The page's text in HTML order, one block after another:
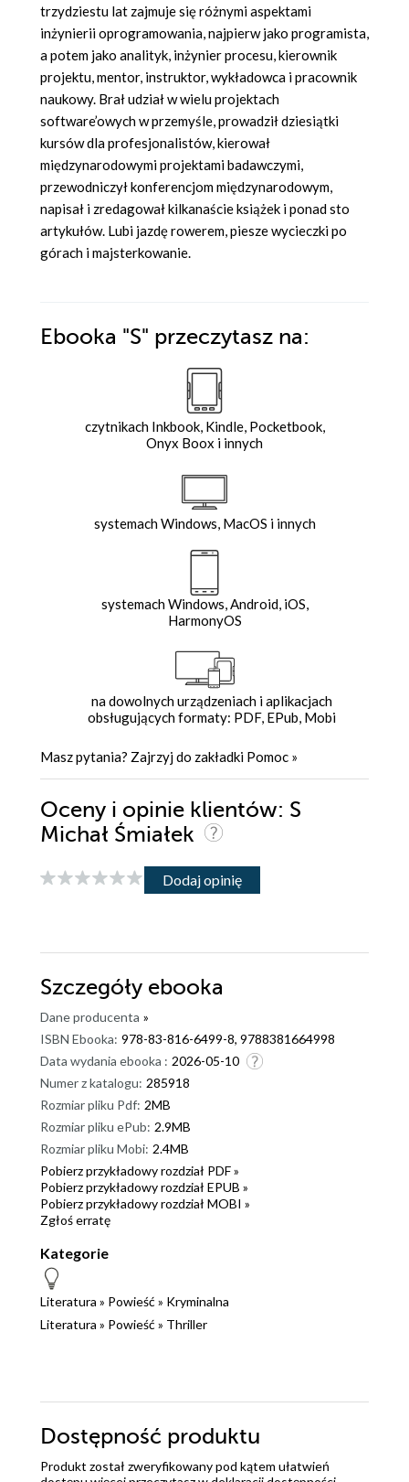
trzydziestu lat zajmuje się różnymi aspektami
inżynierii oprogramowania, najpierw jako programista,
a potem jako analityk, inżynier procesu, kierownik
projektu, mentor, instruktor, wykładowca i pracownik
naukowy. Brał udział w wielu projektach
software’owych w przemyśle, prowadził dziesiątki
kursów dla profesjonalistów, kierował
międzynarodowymi projektami badawczymi,
przewodniczył konferencjom międzynarodowym,
napisał i zredagował kilkanaście książek i ponad sto
artykułów. Lubi jazdę rowerem, piesze wycieczki po
górach i majsterkowanie.
Ebooka "S" przeczytasz na:
czytnikach Inkbook, Kindle, Pocketbook,
Onyx Boox i innych
systemach Windows, MacOS i innych
systemach Windows, Android, iOS,
HarmonyOS
na dowolnych urządzeniach i aplikacjach
obsługujących formaty: PDF, EPub, Mobi
Masz pytania? Zajrzyj do zakładki Pomoc »
Oceny i opinie klientów: S
Michał Śmiałek
Dodaj opinię
Szczegóły ebooka
Dane producenta »
ISBN Ebooka: 978-83-816-6499-8, 9788381664998
Data wydania ebooka : 2026-05-10
Numer z katalogu: 285918
Rozmiar pliku Pdf: 2MB
Rozmiar pliku ePub: 2.9MB
Rozmiar pliku Mobi: 2.4MB
Pobierz przykładowy rozdział PDF »
Pobierz przykładowy rozdział EPUB »
Pobierz przykładowy rozdział MOBI »
Zgłoś erratę
Kategorie
Literatura » Powieść » Kryminalna
Literatura » Powieść » Thriller
Dostępność produktu
Produkt został zweryfikowany pod kątem ułatwień